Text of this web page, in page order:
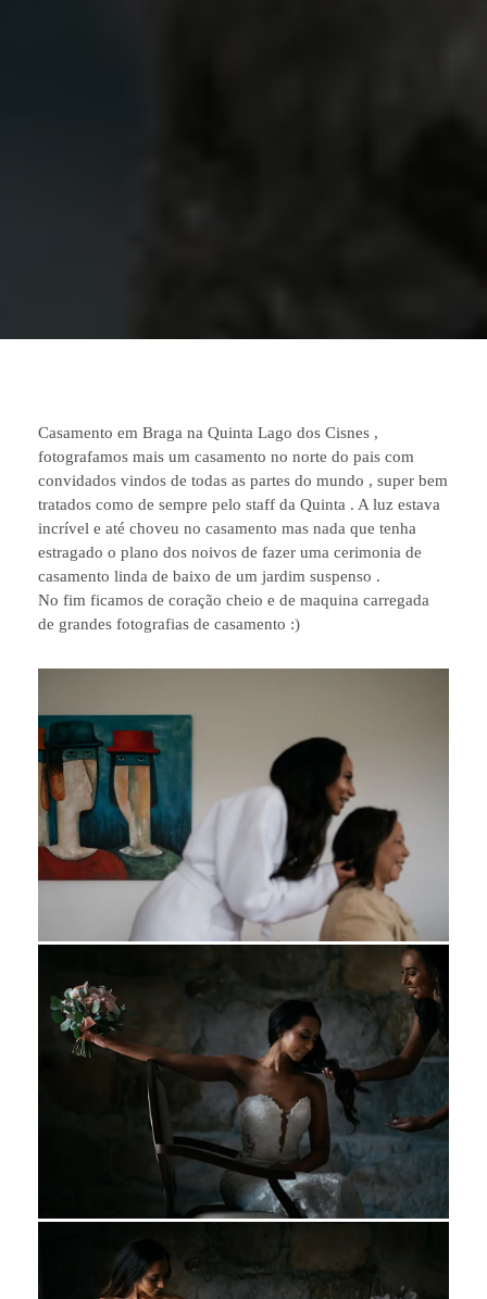
Casamento em Braga na Quinta Lago dos Cisnes ,
fotografamos mais um casamento no norte do pais com
convidados vindos de todas as partes do mundo , super bem
tratados como de sempre pelo staff da Quinta . A luz estava
incrível e até choveu no casamento mas nada que tenha
estragado o plano dos noivos de fazer uma cerimonia de
casamento linda de baixo de um jardim suspenso .
No fim ficamos de coração cheio e de maquina carregada
de grandes fotografias de casamento :)